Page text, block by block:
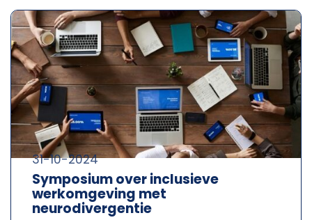
Symposium over inclusieve
werkomgeving met
neurodivergentie
31-10-2024